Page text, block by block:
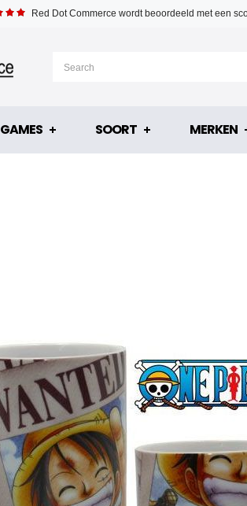
Red Dot Commerce wordt beoordeeld met een
GAMES SOORT MERKEN